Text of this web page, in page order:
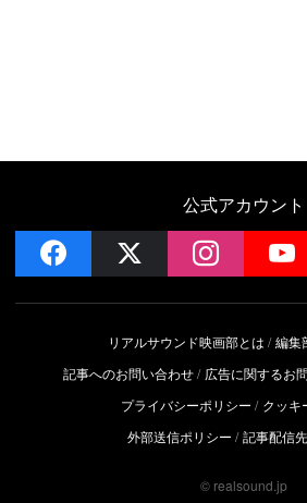
公式アカウント
facebook
リアルサウンド映画部とは
編集
記事へのお問い合わせ
広告に関するお
プライバシーポリシー
クッキ
外部送信ポリシー
記事配信
© realsound.jp